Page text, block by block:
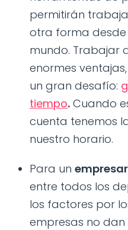
permitirán
otra forma
mundo. Trabajar
enormes
un gran desafío:
tiempo. Cuando
cuenta tenemos
nuestro horario.
Para un
entre todos los
los factores por
empresas no